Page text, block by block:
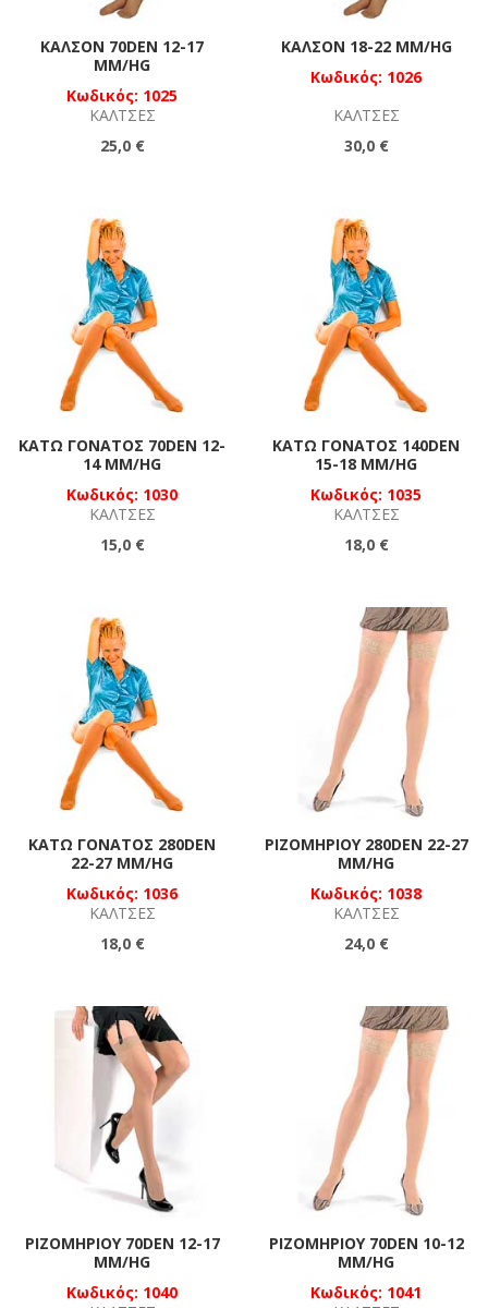
ΚΑΛΣΌΝ 70DEN 12-17
MM/HG
Κωδικός: 1025
ΚΆΛΤΣΕΣ
25,0 €
ΚΑΛΣΌΝ 18-22 MM/HG
Κωδικός: 1026
ΚΆΛΤΣΕΣ
30,0 €
ΚΆΤΩ ΓΌΝΑΤΟΣ 70DEN 12-
14 MM/HG
Κωδικός: 1030
ΚΆΛΤΣΕΣ
15,0 €
ΚΆΤΩ ΓΌΝΑΤΟΣ 140DEN
15-18 MM/HG
Κωδικός: 1035
ΚΆΛΤΣΕΣ
18,0 €
ΚΆΤΩ ΓΌΝΑΤΟΣ 280DEN
22-27 MM/HG
Κωδικός: 1036
ΚΆΛΤΣΕΣ
18,0 €
ΡΙΖΟΜΗΡΊΟΥ 280DEN 22-27
MM/HG
Κωδικός: 1038
ΚΆΛΤΣΕΣ
24,0 €
ΡΙΖΟΜΗΡΊΟΥ 70DEN 12-17
MM/HG
Κωδικός: 1040
ΡΙΖΟΜΗΡΊΟΥ 70DEN 10-12
MM/HG
Κωδικός: 1041